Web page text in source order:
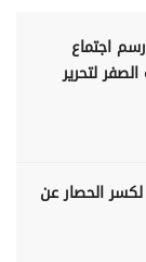
اجتماع
لتحرير
الحصار عن